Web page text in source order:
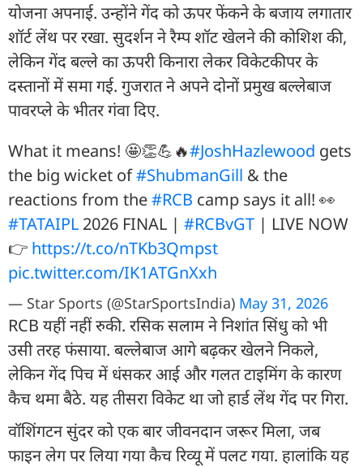
योजना अपनाई. उन्होंने गेंद को ऊपर फेंकने के बजाय लगातार
शॉर्ट लेंथ पर रखा. सुदर्शन ने रैम्प शॉट खेलने की कोशिश की,
लेकिन गेंद बल्ले का ऊपरी किनारा लेकर विकेटकीपर के
दस्तानों में समा गई. गुजरात ने अपने दोनों प्रमुख बल्लेबाज
पावरप्ले के भीतर गंवा दिए.
What it means! 🤩👏💪🔥#JoshHazlewood gets
the big wicket of#ShubmanGill & the
reactions from the#RCB camp says it all! 👀
#TATAIPL 2026 FINAL | #RCBvGT | LIVE NOW
👉 https://t.co/nTKb3Qmpst
pic.twitter.com/IK1ATGnXxh
— Star Sports (@StarSportsIndia) May 31, 2026
RCB यहीं नहीं रुकी. रस‍िक सलाम ने निशांत सिंधु को भी
उसी तरह फंसाया. बल्लेबाज आगे बढ़कर खेलने निकले,
लेकिन गेंद पिच में धंसकर आई और गलत टाइमिंग के कारण
कैच थमा बैठे. यह तीसरा विकेट था जो हार्ड लेंथ गेंद पर गिरा.
वॉशिंगटन सुंदर को एक बार जीवनदान जरूर मिला, जब
फाइन लेग पर लिया गया कैच रिव्यू में पलट गया. हालांकि यह